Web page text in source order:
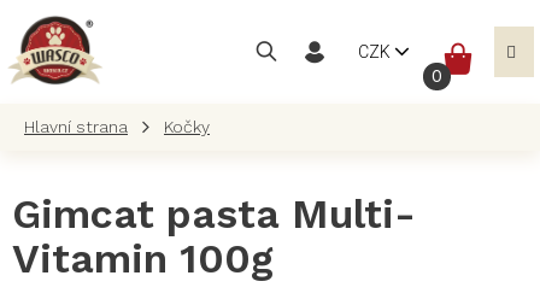
obsah
CZK
Kočky
Gimcat pasta Multi-
Vitamin 100g